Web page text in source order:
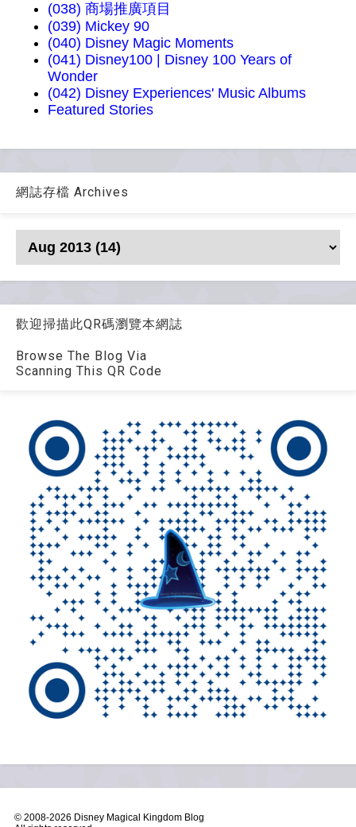
(038) 商場推廣項目
(039) Mickey 90
(040) Disney Magic Moments
(041) Disney100 | Disney 100 Years of
Wonder
(042) Disney Experiences' Music Albums
Featured Stories
網誌存檔 Archives
歡迎掃描此QR碼瀏覽本網誌
Browse The Blog Via
Scanning This QR Code
© 2008-2026 Disney Magical Kingdom Blog